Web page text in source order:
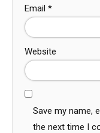
Email *
Website
Save my name,
the next time I